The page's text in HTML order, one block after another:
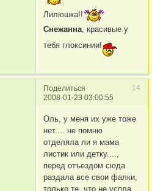
Лилюшка!!
Снежанна , красивые у
тебя глоксинии!
Поделиться
14
2008-01-23 03:00:55
Оль, у меня их уже тоже
нет.... не помню
отделяла ли я мама
листик или детку....,
перед отъездом сюда
раздала все свои фалки,
только те, что не успла,